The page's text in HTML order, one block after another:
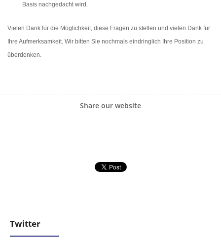
Basis nachgedacht wird.
Vielen Dank für die Möglichkeit, diese Fragen zu stellen und vielen Dank für
Ihre Aufmerksamkeit. Wir bitten Sie nochmals eindringlich Ihre Position zu
überdenken.
Share our website
Twitter